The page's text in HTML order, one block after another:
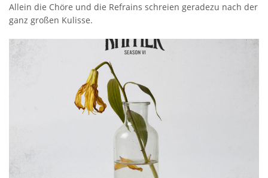
Allein die Chöre und die Refrains schreien geradezu nach der
ganz großen Kulisse.